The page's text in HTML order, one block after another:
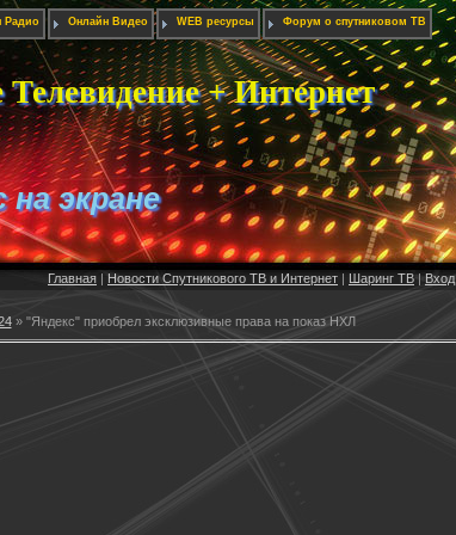
Радио Онлайн Видео WEB ресурсы Форум о спутниковом ТВ
+ Интернет
на экране
Главная | Новости Спутникового ТВ и Интернет | Шаринг ТВ|Вход
» "Яндекс" приобрел эксклюзивные права на показ НХЛ